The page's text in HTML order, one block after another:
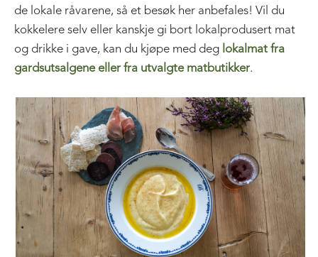
de lokale råvarene, så et besøk her anbefales! Vil du
kokkelere selv eller kanskje gi bort lokalprodusert mat
og drikke i gave, kan du kjøpe med deg lokalmat fra
gardsutsalgene eller fra utvalgte matbutikker.